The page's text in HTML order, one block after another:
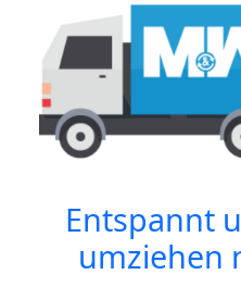
Entspannt
umziehen